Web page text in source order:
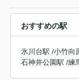
おすすめの駅
氷川台駅 /小竹向
石神井公園駅 /練